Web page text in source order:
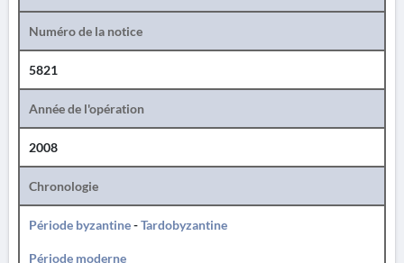
Numéro de la notice
5821
Année de l'opération
2008
Chronologie
Période byzantine-Tardobyzantine
Période moderne